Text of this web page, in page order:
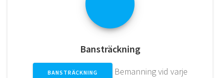
Bansträckning
BANSTRÄCKNING Bemanning vid varje